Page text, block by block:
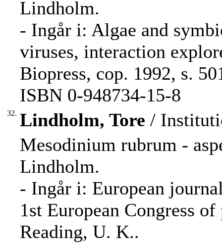
Lindholm.
- Ingår i: Algae and
viruses, interaction
Biopress, cop. 1992, s.
ISBN 0-948734-15-8
32. Lindholm, Tore /
Mesodinium rubrum -
Lindholm.
- Ingår i: European
1st European Congress
Reading, U. K..